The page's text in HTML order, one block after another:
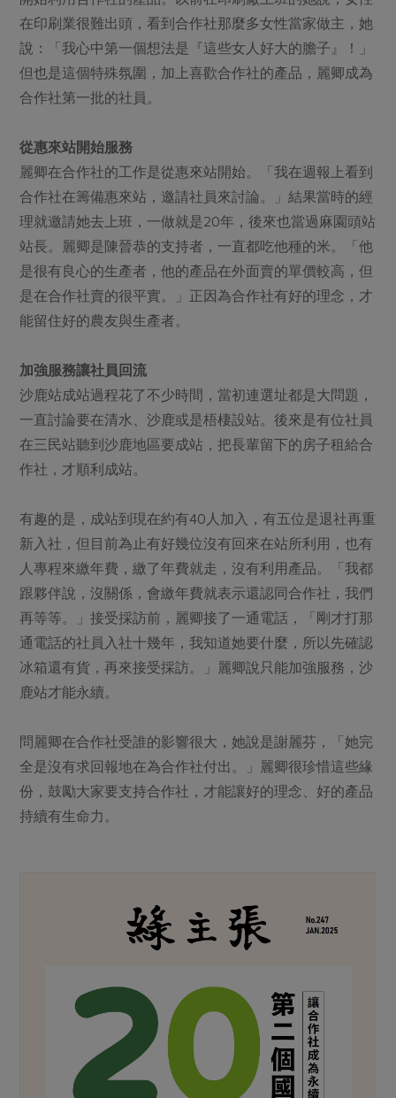
在印刷業很難出頭，看到合作社那麼多女性當家做主，她
說：「我心中第一個想法是『這些女人好大的膽子』！」
但也是這個特殊氛圍，加上喜歡合作社的產品，麗卿成為
合作社第一批的社員。
從惠來站開始服務
麗卿在合作社的工作是從惠來站開始。「我在週報上看到
合作社在籌備惠來站，邀請社員來討論。」結果當時的經
理就邀請她去上班，一做就是20年，後來也當過麻園頭站
站長。麗卿是陳晉恭的支持者，一直都吃他種的米。「他
是很有良心的生產者，他的產品在外面賣的單價較高，但
是在合作社賣的很平實。」正因為合作社有好的理念，才
能留住好的農友與生產者。
加強服務讓社員回流
沙鹿站成站過程花了不少時間，當初連選址都是大問題，
一直討論要在清水、沙鹿或是梧棲設站。後來是有位社員
在三民站聽到沙鹿地區要成站，把長輩留下的房子租給合
作社，才順利成站。
有趣的是，成站到現在約有40人加入，有五位是退社再重
新入社，但目前為止有好幾位沒有回來在站所利用，也有
人專程來繳年費，繳了年費就走，沒有利用產品。「我都
跟夥伴說，沒關係，會繳年費就表示還認同合作社，我們
再等等。」接受採訪前，麗卿接了一通電話，「剛才打那
通電話的社員入社十幾年，我知道她要什麼，所以先確認
冰箱還有貨，再來接受採訪。」麗卿說只能加強服務，沙
鹿站才能永續。
問麗卿在合作社受誰的影響很大，她說是謝麗芬，「她完
全是沒有求回報地在為合作社付出。」麗卿很珍惜這些緣
份，鼓勵大家要支持合作社，才能讓好的理念、好的產品
持續有生命力。